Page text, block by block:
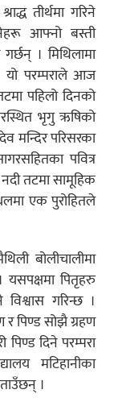
तीर्थमा गरिने
आफ्नो बस्ती
। मिथिलामा
परम्पराले आज
पहिलो दिनको
भृगु ऋषिको
मन्दिर परिसरका
पवित्र
तटमा सामूहिक
एक पुरोहितले
बोलीचालीमा
यसपक्षमा पितृहरु
गरिन्छ ।
र पिण्ड सोझै ग्रहण
पिण्ड दिने परम्परा
मटिहानीका
।